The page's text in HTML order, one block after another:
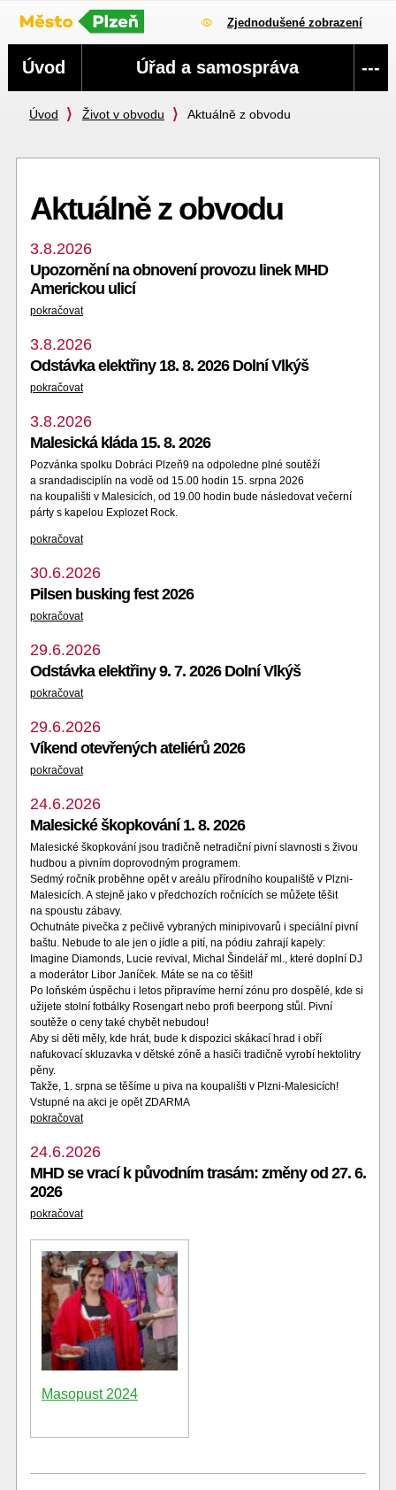
Zjednodušené zobrazení
Úvod Život v obvodu Aktuálně z obvodu
Aktuálně z obvodu
3.8.2026
Upozornění na obnovení provozu linek MHD
Americkou ulicí
pokračovat
3.8.2026
Odstávka elektřiny 18. 8. 2026 Dolní Vlkýš
pokračovat
3.8.2026
Malesická kláda 15. 8. 2026
Pozvánka spolku Dobráci Plzeň9 na odpoledne plné soutěží
a srandadisciplín na vodě od 15.00 hodin 15. srpna 2026
na koupališti v Malesicích, od 19.00 hodin bude následovat večerní
párty s kapelou Explozet Rock.
pokračovat
30.6.2026
Pilsen busking fest 2026
pokračovat
29.6.2026
Odstávka elektřiny 9. 7. 2026 Dolní Vlkýš
pokračovat
29.6.2026
Víkend otevřených ateliérů 2026
pokračovat
24.6.2026
Malesické škopkování 1. 8. 2026
Malesické škopkování jsou tradičně netradiční pivní slavnosti s živou
hudbou a pivním doprovodným programem.
Sedmý ročník proběhne opět v areálu přírodního koupaliště v Plzni-
Malesicích. A stejně jako v předchozích ročnících se můžete těšit
na spoustu zábavy.
Ochutnáte pivečka z pečlivě vybraných minipivovarů i speciální pivní
baštu. Nebude to ale jen o jídle a pití, na pódiu zahrají kapely:
Imagine Diamonds, Lucie revival, Michal Šindelář ml., které doplní DJ
a moderátor Libor Janíček. Máte se na co těšit!
Po loňském úspěchu i letos připravíme herní zónu pro dospělé, kde si
užijete stolní fotbálky Rosengart nebo profi beerpong stůl. Pivní
soutěže o ceny také chybět nebudou!
Aby si děti měly, kde hrát, bude k dispozici skákací hrad i obří
nafukovací skluzavka v dětské zóně a hasiči tradičně vyrobí hektolitry
pěny.
Takže, 1. srpna se těšíme u piva na koupališti v Plzni-Malesicích!
Vstupné na akci je opět ZDARMA
pokračovat
24.6.2026
MHD se vrací k původním trasám: změny od 27. 6.
2026
pokračovat
Masopust 2024
Navigace
Úvod Úřad a samospráva ---